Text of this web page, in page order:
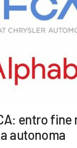
entro fine
autonoma